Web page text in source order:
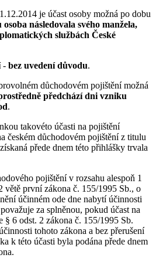
je účast osoby možná po dobu
následovala svého manžela,
službách České
- bez uvedení důvodu.
důchodovém pojištění možná
předchází dni vzniku
.
takovéto účasti na pojištění
českém důchodovém pojištění z titulu
přede dnem této přihlášky trvala
pojištění v rozsahu alespoň 1
větě první zákona č. 155/1995 Sb., o
účinném ode dne nabytí účinnosti
za splněnou, pokud účast na
§ 6 odst. 2 zákona č. 155/1995 Sb.
tohoto zákona a bez přerušení
k této účasti byla podána přede dnem